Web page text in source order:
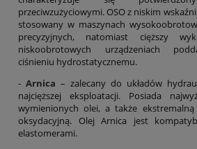
przeciwzużyciowymi. OSO z niskim
stosowany w maszynach
precyzyjnych, natomiast cięższy
niskoobrotowych urządzeniach
ciśnieniu hydrostatycznemu.
- Arnica – zalecany do układów
najcięższej eksploatacji. Posiada
wymienionych olei, a także
oksydacyjną. Olej Arnica jest
elastomerami.